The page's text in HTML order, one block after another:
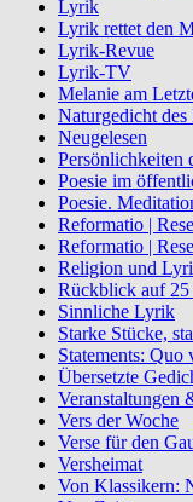
Lyrik
Lyrik rettet den
Lyrik-Revue
Lyrik-TV
Melanie am
Naturgedicht des
Neugelesen
Persönlichkeiten
Poesie im
Poesie.
Reformatio |
Reformatio |
Religion und
Rückblick auf
Sinnliche Lyrik
Starke Stücke,
Statements: Quo
Übersetzte
Veranstaltungen
Vers der Woche
Verse für den
Versheimat
Von Klassikern: